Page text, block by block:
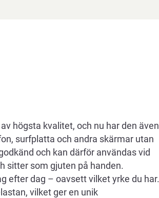
högsta kvalitet, och nu har den även
surfplatta och andra skärmar utan
och kan därför användas vid
sitter som gjuten på handen.
efter dag – oavsett vilket yrke du har.
vilket ger en unik